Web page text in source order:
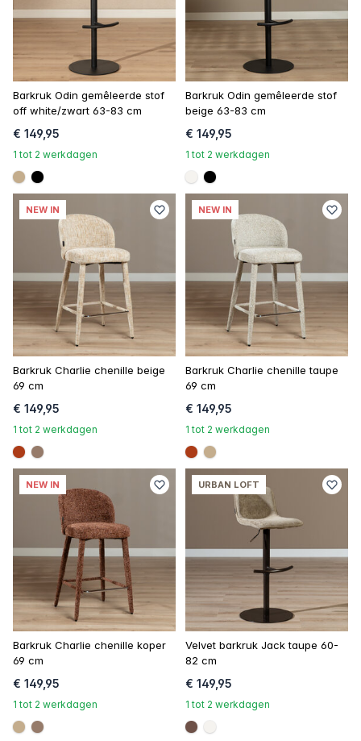
Barkruk Odin gemêleerde stof
off white/zwart 63-83 cm
€ 149,95
1 tot 2 werkdagen
#c4ad8d
#000000
Barkruk Odin gemêleerde stof
beige 63-83 cm
€ 149,95
1 tot 2 werkdagen
#f5f3ef#000000
NEW IN
Barkruk Charlie chenille beige
69 cm
€ 149,95
1 tot 2 werkdagen
#ac3c17
#967b6a
NEW IN
Barkruk Charlie chenille taupe
69 cm
€ 149,95
1 tot 2 werkdagen
#ac3c17
#c4ad8d
NEW IN
Barkruk Charlie chenille koper
69 cm
€ 149,95
1 tot 2 werkdagen
#c4ad8d
#967b6a
URBAN LOFT
Velvet barkruk Jack taupe 60-
82 cm
€ 149,95
1 tot 2 werkdagen
#6e5148
#f5f3ef